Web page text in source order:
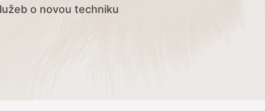
o novou techniku